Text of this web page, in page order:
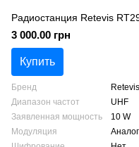
Радиостанция Retevis
3 000.00 грн
Купить
Бренд
Retevis
Диапазон частот
UHF
Заявленная мощность
10 W
Модуляция